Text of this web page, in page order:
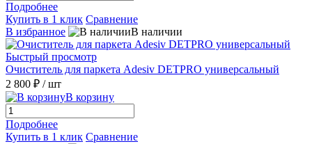
Подробнее
Купить в 1 клик Сравнение
В избранное
В наличии
Быстрый просмотр
Очиститель для паркета Adesiv DETPRO универсальный
2 800 ₽ / шт
В корзину
Подробнее
Купить в 1 клик Сравнение